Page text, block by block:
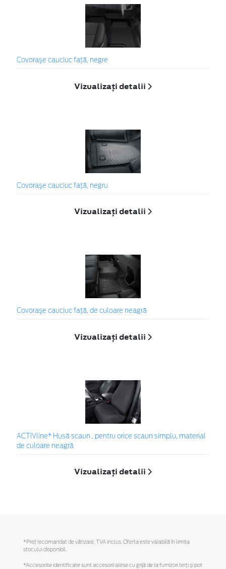
Covoraşe cauciuc faţă, negre
Vizualizați detalii
Covoraşe cauciuc față, negru
Vizualizați detalii
Covoraşe cauciuc față, de culoare neagră
Vizualizați detalii
ACTIVline* Husă scaun , pentru orice scaun simplu, material
de culoare neagră
Vizualizați detalii
*Preţ recomandat de vânzare, TVA inclus. Oferta este valabilă în limita
stocului disponibil.
*Accesoriile identificate sunt accesorii alese cu grijă de la furnizori terți și pot